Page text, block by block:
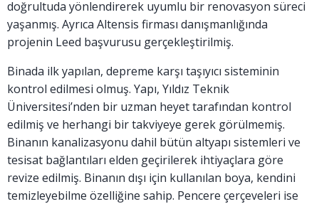
doğrultuda yönlendirerek uyumlu bir renovasyon süreci
yaşanmış. Ayrıca Altensis firması danışmanlığında
projenin Leed başvurusu gerçekleştirilmiş.
Binada ilk yapılan, depreme karşı taşıyıcı sisteminin
kontrol edilmesi olmuş. Yapı, Yıldız Teknik
Üniversitesi’nden bir uzman heyet tarafından kontrol
edilmiş ve herhangi bir takviyeye gerek görülmemiş.
Binanın kanalizasyonu dahil bütün altyapı sistemleri ve
tesisat bağlantıları elden geçirilerek ihtiyaçlara göre
revize edilmiş. Binanın dışı için kullanılan boya, kendini
temizleyebilme özelliğine sahip. Pencere çerçeveleri ise